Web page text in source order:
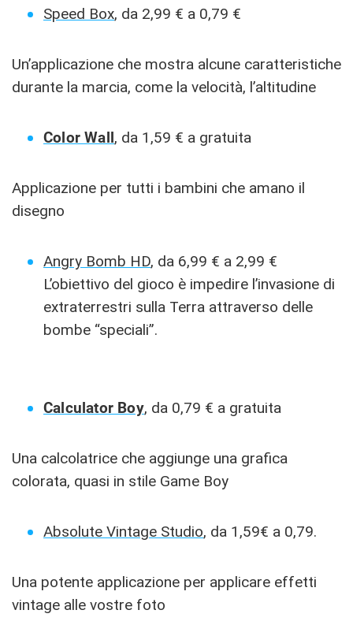
Speed Box, da 2,99 € a 0,79 €
Un’applicazione che mostra alcune caratteristiche
durante la marcia, come la velocità, l’altitudine
Color Wall, da 1,59 € a gratuita
Applicazione per tutti i bambini che amano il
disegno
Angry Bomb HD, da 6,99 € a 2,99 €
L’obiettivo del gioco è impedire l’invasione di
extraterrestri sulla Terra attraverso delle
bombe “speciali”.
Calculator Boy, da 0,79 € a gratuita
Una calcolatrice che aggiunge una grafica
colorata, quasi in stile Game Boy
Absolute Vintage Studio, da 1,59€ a 0,79.
Una potente applicazione per applicare effetti
vintage alle vostre foto